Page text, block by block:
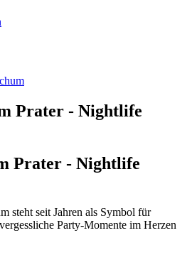
Prater - Nightlife
Prater - Nightlife
steht seit Jahren als Symbol für
Party-Momente im Herzen